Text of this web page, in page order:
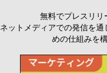
無料でプレスリリ
ネットメディアでの発信を
めの仕組みを